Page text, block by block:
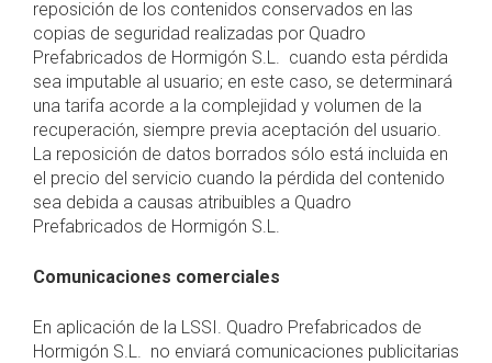
reposición de los contenidos conservados en las
copias de seguridad realizadas por Quadro
Prefabricados de Hormigón S.L. cuando esta pérdida
sea imputable al usuario; en este caso, se determinará
una tarifa acorde a la complejidad y volumen de la
recuperación, siempre previa aceptación del usuario.
La reposición de datos borrados sólo está incluida en
el precio del servicio cuando la pérdida del contenido
sea debida a causas atribuibles a Quadro
Prefabricados de Hormigón S.L.
Comunicaciones comerciales
En aplicación de la LSSI. Quadro Prefabricados de
Hormigón S.L. no enviará comunicaciones publicitarias